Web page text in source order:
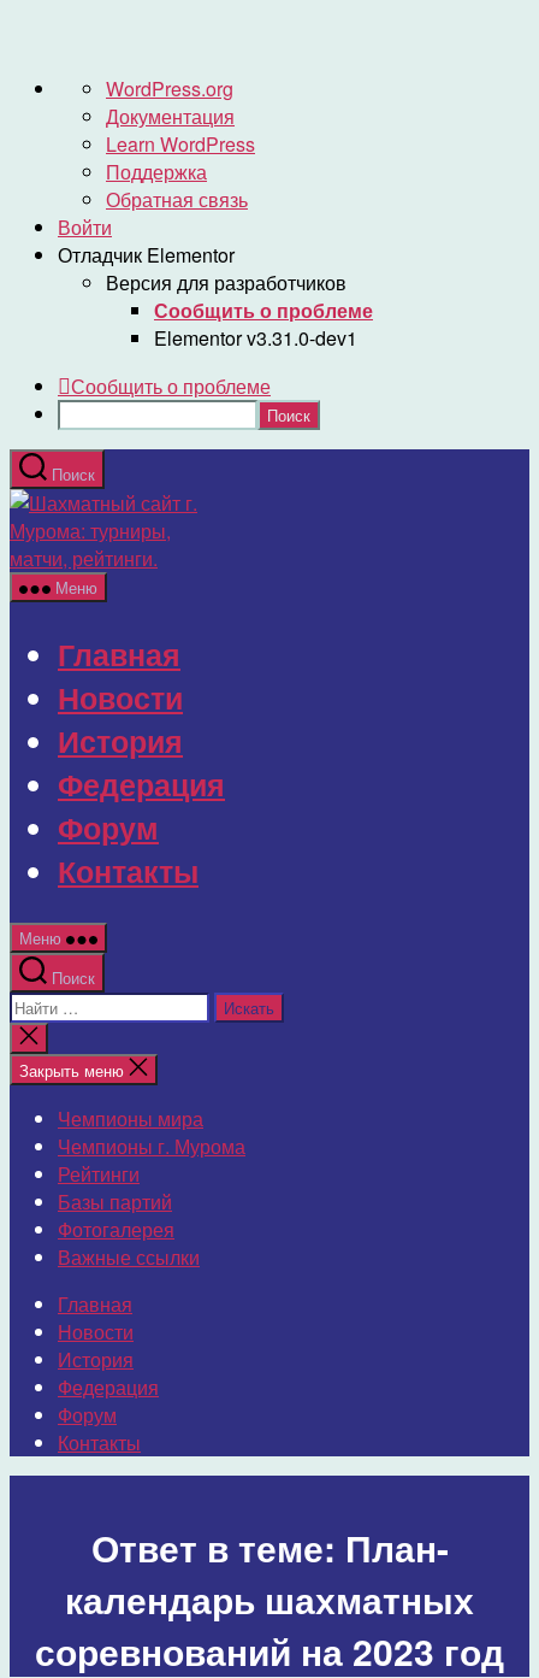
WordPress
WordPress.org
Документация
Learn WordPress
Поддержка
Обратная связь
Войти
Отладчик Elementor
Версия для разработчиков
Сообщить о проблеме
Elementor v3.31.0-dev1
Сообщить о проблеме
Поиск
Перейти
к
содержимому
Поиск
Меню
Главная
Новости
История
Федерация
Форум
Контакты
Меню
Поиск
Поиск:
Закрыть
поиск
Закрыть меню
Чемпионы мира
Чемпионы г. Мурома
Рейтинги
Базы партий
Фотогалерея
Важные ссылки
Главная
Новости
История
Федерация
Форум
Контакты
Ответ в теме: План-
календарь шахматных
соревнований на 2023 год